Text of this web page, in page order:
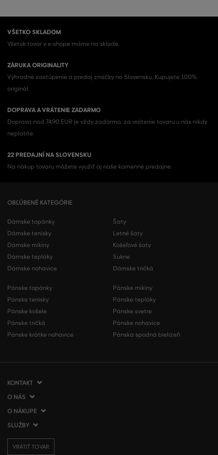
VŠETKO SKLADOM
Všetok tovar v e-shope máme na sklade.
ZÁRUKA ORIGINALITY
Výhradné zastúpenie a predaj značky na Slovensku. Kupujete 100%
originál.
DOPRAVA A VRÁTENIE ZADARMO
Doprava nad 74,90 EUR je vždy zadarmo, za vrátenie tovaru u nás nikdy
neplatíte.
22 PREDAJNÍ NA SLOVENSKU
Na nákup tovaru môžete využiť aj naše kamenné predajne.
OBĽÚBENÉ KATEGÓRIE
Dámske topánky
Dámske tenisky
Dámske mikiny
Dámske tepláky
Dámske nohavice
Šaty
Letné šaty
Košeľové šaty
Sukne
Dámske tričká
Pánske topánky
Pánske tenisky
Pánske košele
Pánske tričká
Pánske krátke nohavice
Pánske mikiny
Pánske tepláky
Pánske svetre
Pánske nohavice
Pánska spodná bielizeň
KONTAKT
VERMONT Services Slovakia s. r. o.
Vlčie hrdlo 53
tel.:+421 2 3500 3000
O NÁS
O spoločnosti
Kontakt
Affiliate program
O NÁKUPE
Ako nakupovať
Vrátenie tovaru
SLUŽBY
Doprava a platba
Darčekové poukážky
VRÁTIŤ TOVAR